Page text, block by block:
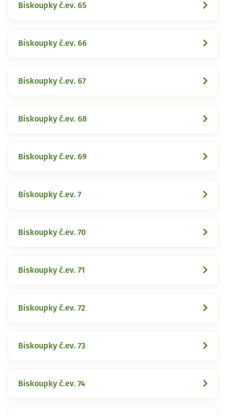
Biskoupky č.ev. 65
Biskoupky č.ev. 66
Biskoupky č.ev. 67
Biskoupky č.ev. 68
Biskoupky č.ev. 69
Biskoupky č.ev. 7
Biskoupky č.ev. 70
Biskoupky č.ev. 71
Biskoupky č.ev. 72
Biskoupky č.ev. 73
Biskoupky č.ev. 74